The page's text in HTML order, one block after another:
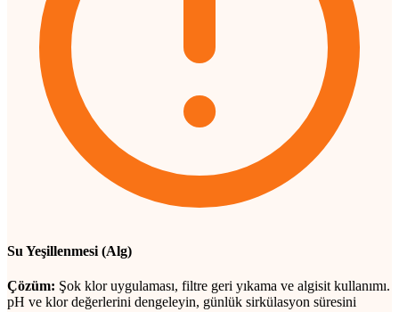
Su Yeşillenmesi (Alg)
Çözüm: Şok klor uygulaması, filtre geri yıkama ve algisit kullanımı.
pH ve klor değerlerini dengeleyin, günlük sirkülasyon süresini